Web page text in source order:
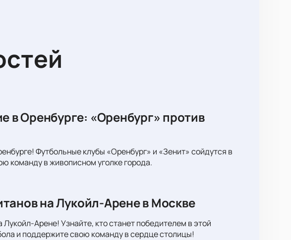
в Оренбурге: «Оренбург» против
Футбольные клубы «Оренбург» и «Зенит» сойдутся в
команду в живописном уголке города.
на Лукойл-Арене в Москве
Арене! Узнайте, кто станет победителем в этой
и поддержите свою команду в сердце столицы!